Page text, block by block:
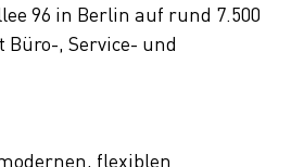
96 in Berlin auf rund 7.500
Büro-, Service- und
flexiblen